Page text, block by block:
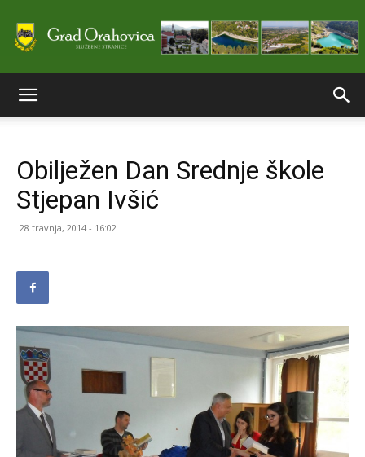
stranice
Obilježen Dan Srednje škole
Stjepan Ivšić
28 travnja, 2014 - 16:02